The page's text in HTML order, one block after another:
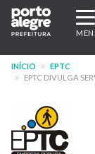
Pular
para
conteúdo
principal
INÍCIO
EPTC
EPTC DIVULGA